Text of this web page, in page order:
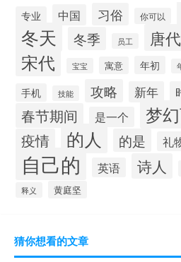
专业 中国 习俗 你可以
冬天 冬季 员工 唐代
宋代 宝宝 寓意 年初
手机 技能 攻略 新年
春节期间 是一个 梦
疫情 的人 的是 礼
自己的 英语 诗人
释义 黄庭坚
猜你想看的文章